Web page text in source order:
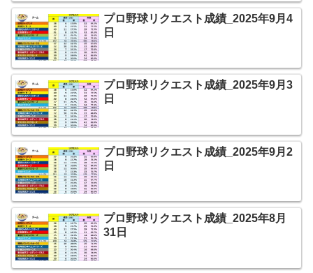
プロ野球リクエスト成績_2025年9月4
日
プロ野球リクエスト成績_2025年9月3
日
プロ野球リクエスト成績_2025年9月2
日
プロ野球リクエスト成績_2025年8月
31日